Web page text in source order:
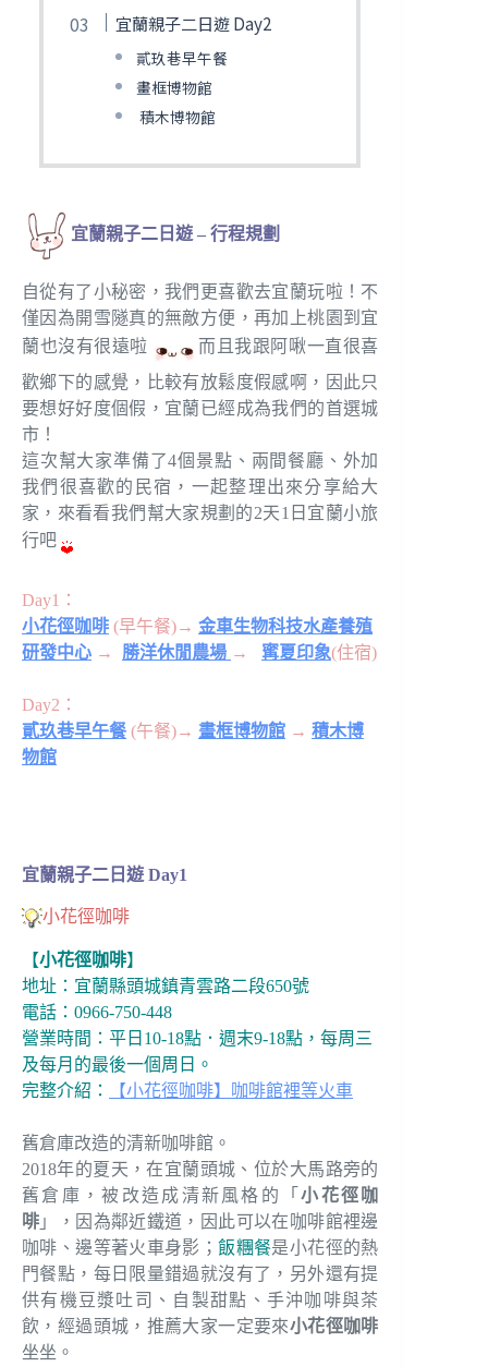
宜蘭親子二日遊 Day2
貳玖巷早午餐
畫框博物館
積木博物館
宜蘭親子二日遊 – 行程規劃
自從有了小秘密，我們更喜歡去宜蘭玩啦！不
僅因為開雪隧真的無敵方便，再加上桃園到宜
蘭也沒有很遠啦
而且我跟阿啾一直很喜
歡鄉下的感覺，比較有放鬆度假感啊，因此只
要想好好度個假，宜蘭已經成為我們的首選城
市！
這次幫大家準備了4個景點、兩間餐廳、外加
我們很喜歡的民宿，一起整理出來分享給大
家，來看看我們幫大家規劃的2天1日宜蘭小旅
行吧
Day1：
小花徑咖啡 (早午餐)→ 金車生物科技水產養殖
研發中心 → 勝洋休閒農場 → 寗夏印象(住宿)
Day2：
貳玖巷早午餐(午餐)→ 畫框博物館 → 積木博
物館
宜蘭親子二日遊 Day1
小花徑咖啡
【小花徑咖啡】
地址：宜蘭縣頭城鎮青雲路二段650號
電話：0966-750-448
營業時間：平日10-18點．週末9-18點，每周三
及每月的最後一個周日。
完整介紹：
【小花徑咖啡】咖啡館裡等火車
舊倉庫改造的清新咖啡館。
2018年的夏天，在宜蘭頭城、位於大馬路旁的
舊倉庫，被改造成清新風格的「小花徑咖
啡 」，因為鄰近鐵道，因此可以在咖啡館裡邊
咖啡、邊等著火車身影； 飯糰餐是小花徑的熱
門餐點，每日限量錯過就沒有了，另外還有提
供有機豆漿吐司、自製甜點、手沖咖啡與茶
飲，經過頭城，推薦大家一定要來小花徑咖啡
坐坐。